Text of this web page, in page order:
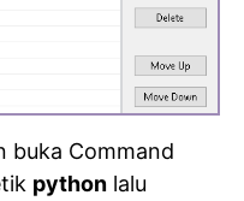
buka Command
python lalu